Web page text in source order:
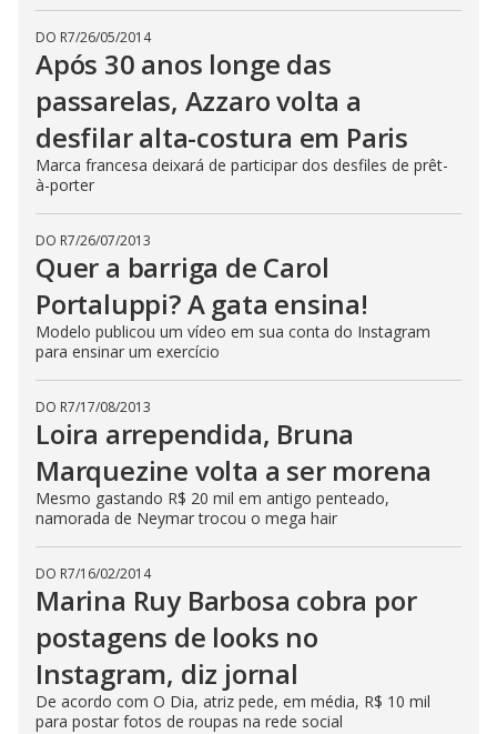
DO R7/26/05/2014
Após 30 anos longe das
passarelas, Azzaro volta a
desfilar alta-costura em Paris
Marca francesa deixará de participar dos desfiles de prêt-
à-porter
DO R7/26/07/2013
Quer a barriga de Carol
Portaluppi? A gata ensina!
Modelo publicou um vídeo em sua conta do Instagram
para ensinar um exercício
DO R7/17/08/2013
Loira arrependida, Bruna
Marquezine volta a ser morena
Mesmo gastando R$ 20 mil em antigo penteado,
namorada de Neymar trocou o mega hair
DO R7/16/02/2014
Marina Ruy Barbosa cobra por
postagens de looks no
Instagram, diz jornal
De acordo com O Dia, atriz pede, em média, R$ 10 mil
para postar fotos de roupas na rede social